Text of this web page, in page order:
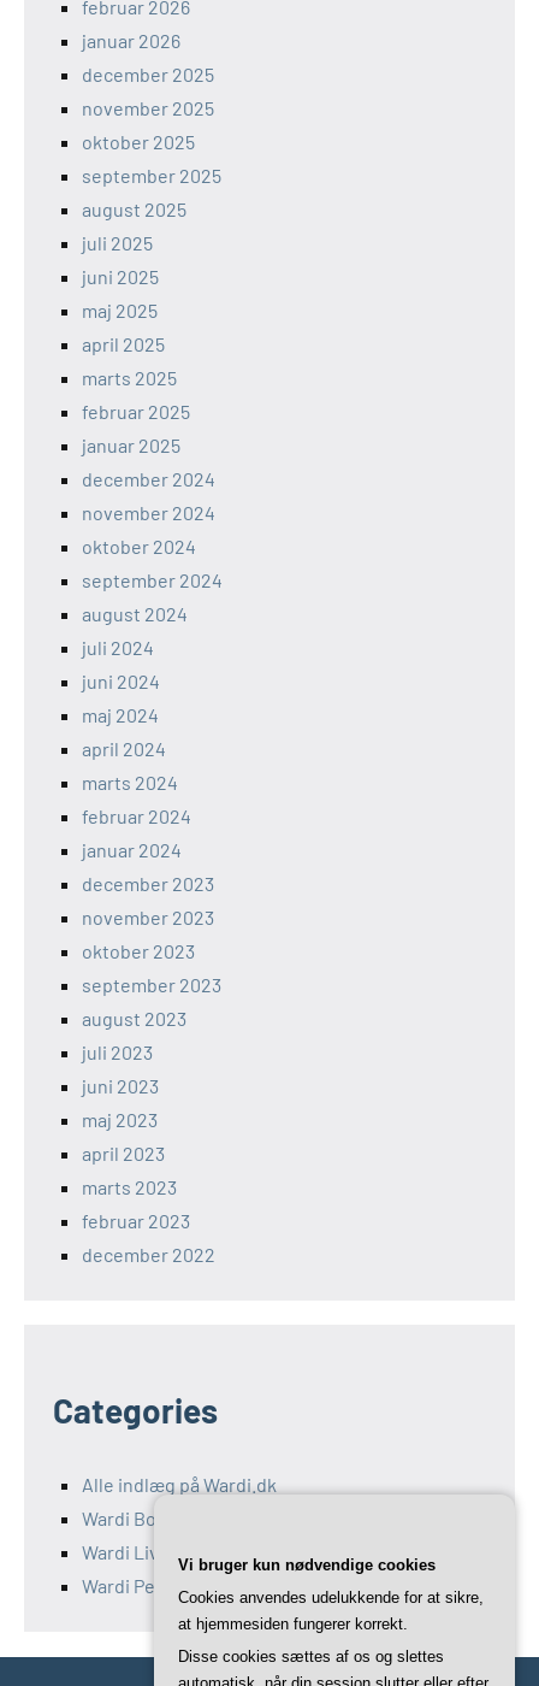
februar 2026
januar 2026
december 2025
november 2025
oktober 2025
september 2025
august 2025
juli 2025
juni 2025
maj 2025
april 2025
marts 2025
februar 2025
januar 2025
december 2024
november 2024
oktober 2024
september 2024
august 2024
juli 2024
juni 2024
maj 2024
april 2024
marts 2024
februar 2024
januar 2024
december 2023
november 2023
oktober 2023
september 2023
august 2023
juli 2023
juni 2023
maj 2023
april 2023
marts 2023
februar 2023
december 2022
Categories
Alle indlæg på Wardi.dk
Wardi Bolig
Wardi Livsstil
Wardi Penge
Vi bruger kun nødvendige cookies
Cookies anvendes udelukkende for at sikre,
at hjemmesiden fungerer korrekt.
Disse cookies sættes af os og slettes